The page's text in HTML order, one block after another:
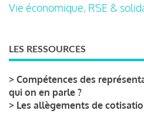
Vie économique, RSE &
LES RESSOURCES
> Compétences des
qui on en parle ?
> Les allègements de